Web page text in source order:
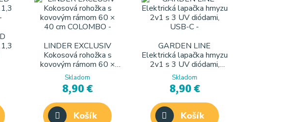
LINDER EXCLUSIV
Kokosová rohožka s
kovovým rámom 60 ×
40 cm COLOMBO
Skladom
8,90 €
Košík
GARDEN LINE
Elektrická lapačka hmyzu
2v1 s 3 UV diódami,
USB-C
Skladom
8,90 €
Košík